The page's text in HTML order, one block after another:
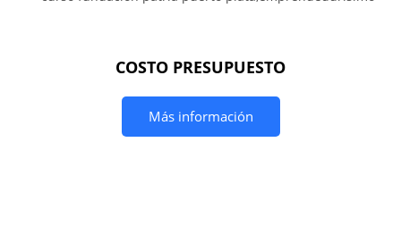
COSTO PRESUPUESTO
Más información